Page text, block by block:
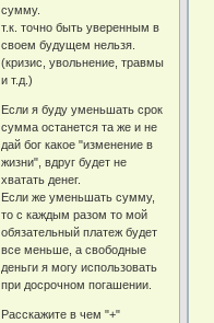
сумму.
т.к. точно быть уверенным в
своем будущем нельзя.
(кризис, увольнение, травмы
и т.д.)
Если я буду уменьшать срок
сумма останется та же и не
дай бог какое "изменение в
жизни", вдруг будет не
хватать денег.
Если же уменьшать сумму,
то с каждым разом то мой
обязательный платеж будет
все меньше, а свободные
деньги я могу использовать
при досрочном погашении.
Расскажите в чем "+"